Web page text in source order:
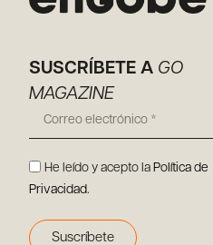
SUSCRÍBETE A GO
MAGAZINE
He leído y acepto la Política de
Privacidad.
Suscríbete